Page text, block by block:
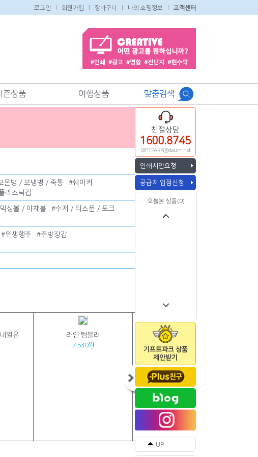
로그인 회원가입 장바구니 나의 쇼핑정보 고객센터
즌상품 여행상품 맞춤검색
온병 / 보냉병 / 죽통 #쉐이커
라스틱컵
믹싱볼 / 야채볼 #수저 / 티스푼 / 포크
#위생행주 #주방장갑
홈히어로 오븐글라스 내열유리 직사각 3종세트/반찬통/보관용기/선물세트/답례품/판촉물/사은품
라인 텀블러
7,530원
8,740원
친절상담
1600.8745
GIFTPARK@daum.net
인쇄시안요청
공급처 입점신청
오늘본 상품(0)
기프트파크 상품
제안받기
UP